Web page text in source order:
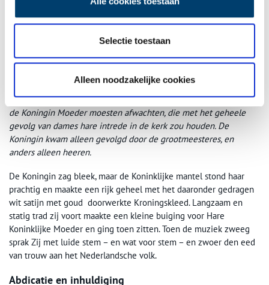
Selectie toestaan
Alleen noodzakelijke cookies
Intocht Koningin Wilhelmina
6 September 1898 – De groote dag
De groote dag was aangebroken.
tijd en waren de beide dames du Palais, onze logees, en ikzelf,
geheel bij tijds klaar, en nog veel te vroeg in de kerk alwaar wij
de Koningin Moeder moesten afwachten, die met het geheele
gevolg van dames hare intrede in de kerk zou houden. De
Koningin kwam alleen gevolgd door de grootmeesteres, en
anders alleen heeren.
De Koningin zag bleek, maar de Koninklijke mantel stond haar
prachtig en maakte een rijk geheel met het daaronder gedragen
wit satijn met goud doorwerkte Kroningskleed. Langzaam en
statig trad zij voort maakte een kleine buiging voor Hare
Koninklijke Moeder en ging toen zitten. Toen de muziek zweeg
sprak Zij met luide stem – en wat voor stem – en zwoer den eed
van trouw aan het Nederlandsche volk.
Abdicatie en inhuldiging